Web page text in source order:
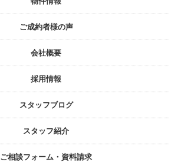
ご成約者様の声
会社概要
採⽤情報
スタッフブログ
スタッフ紹介
ご相談フォーム・資料請求